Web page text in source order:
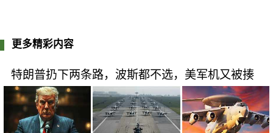
更多精彩内容
特朗普扔下两条路，波斯都不选，美军机又被揍